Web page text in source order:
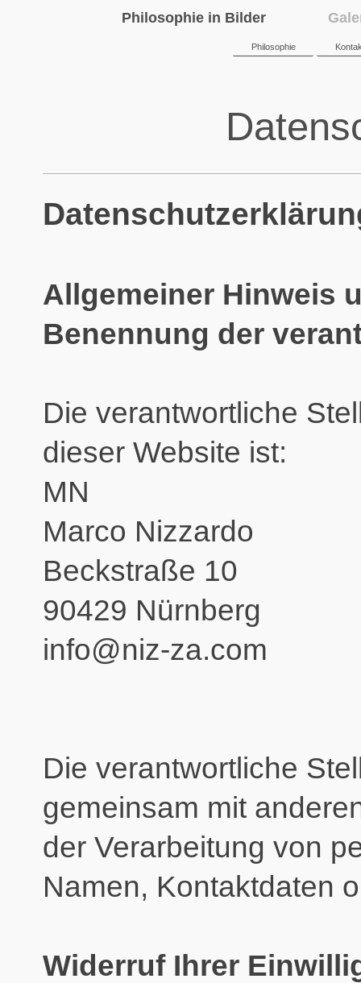
Philosophie in Bilder
Philosophie
Allgemeiner Hinweis
Benennung der
Die verantwortliche
dieser Website ist:
MN
Marco Nizzardo
Beckstraße 10
90429 Nürnberg
info@niz-za.com
Die verantwortliche
gemeinsam mit
der Verarbeitung von
Namen, Kontaktdaten
Widerruf Ihrer